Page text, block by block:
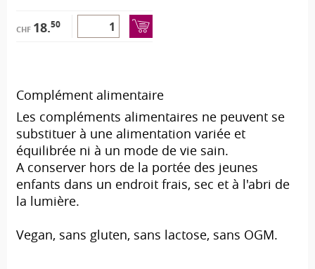
CHF 18.50
Complément alimentaire
Les compléments alimentaires ne peuvent se
substituer à une alimentation variée et
équilibrée ni à un mode de vie sain.
A conserver hors de la portée des jeunes
enfants dans un endroit frais, sec et à l'abri de
la lumière.
Vegan, sans gluten, sans lactose, sans OGM.